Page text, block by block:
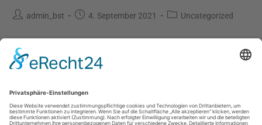
admin_bst 4. September 2021 Uncategorized
viel Zeit
Weiterlesen